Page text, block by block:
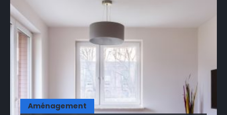
Aménagement
Travaux
Entretien
Immobilier